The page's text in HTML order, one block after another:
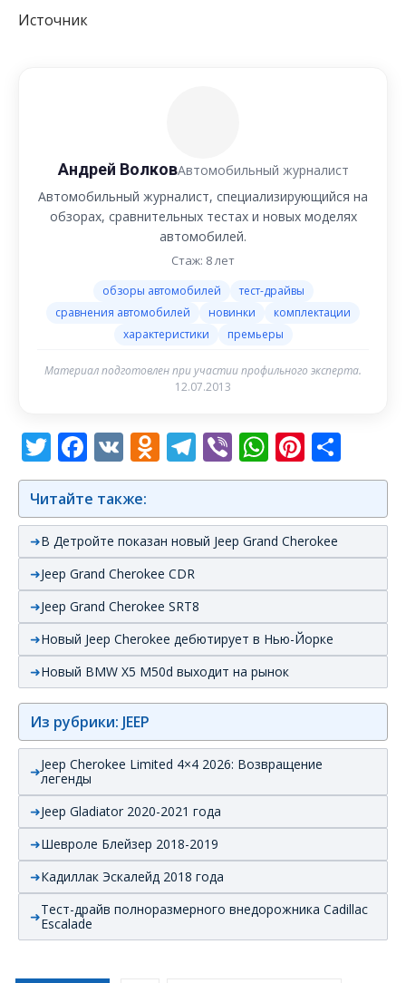
Источник
Андрей ВолковАвтомобильный журналист
Автомобильный журналист, специализирующийся на
обзорах, сравнительных тестах и новых моделях
автомобилей.
Стаж: 8 лет
обзоры автомобилей
тест-драйвы
сравнения автомобилей
новинки
комплектации
характеристики
премьеры
Материал подготовлен при участии профильного эксперта.
12.07.2013
Twitter
Facebook
VK Odnoklassniki
Telegram
Viber
Читайте также:
В Детройте показан новый Jeep Grand Cherokee
Jeep Grand Cherokee CDR
Jeep Grand Cherokee SRT8
Новый Jeep Cherokee дебютирует в Нью-Йорке
Новый BMW X5 M50d выходит на рынок
Из рубрики: JEEP
Jeep Cherokee Limited 4×4 2026: Возвращение
легенды
Jeep Gladiator 2020-2021 года
Шевроле Блейзер 2018-2019
Кадиллак Эскалейд 2018 года
Тест-драйв полноразмерного внедорожника Cadillac
Escalade